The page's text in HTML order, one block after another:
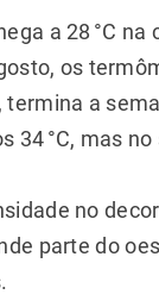
a 28 °C
os
termina a
°C, mas
no
parte do